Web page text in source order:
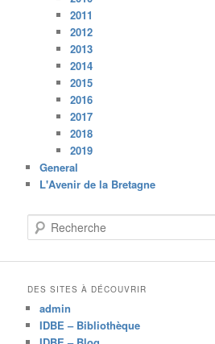
2011
2012
2013
2014
2015
2016
2017
2018
2019
General
L'Avenir de la Bretagne
e
e
c
h
DES SITES À DÉCOUVRIR
admin
IDBE – Bibliothèque